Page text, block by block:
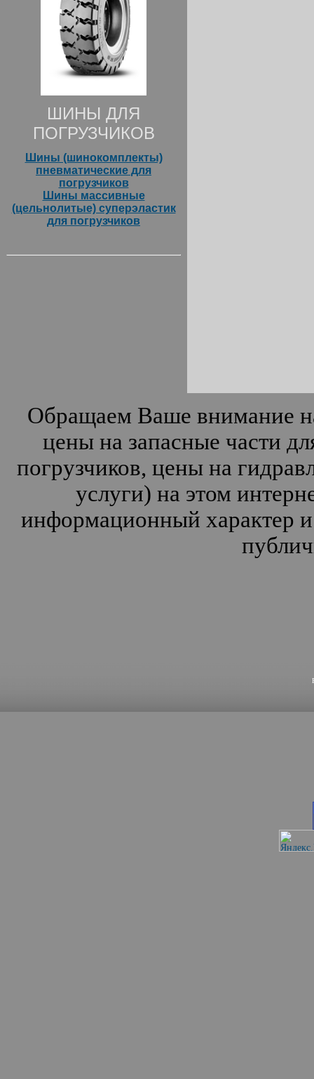
ШИНЫ ДЛЯ
ПОГРУЗЧИКОВ
Шины (шинокомплекты)
пневматические для
погрузчиков
Шины массивные
(цельнолитые) суперэластик
для погрузчиков
Обращаем Ваше внимание
цены на запасные части
погрузчиков, цены на
услуги) на этом
информационный характер и